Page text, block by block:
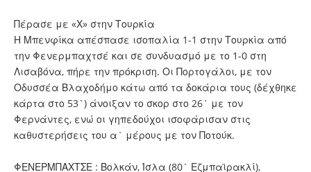
Πέρασε με «Χ» στην Τουρκία
Η Μπενφίκα απέσπασε ισοπαλία 1-1 στην Τουρκία από
την Φενερμπαχτσέ και σε συνδυασμό με το 1-0 στη
Λισαβόνα, πήρε την πρόκριση. Οι Πορτογάλοι, με τον
Οδυσσέα Βλαχοδήμο κάτω από τα δοκάρια τους (δέχθηκε
κάρτα στο 53`) άνοιξαν το σκορ στο 26` με τον
Φερνάντες, ενώ οι γηπεδούχοι ισοφάρισαν στις
καθυστερήσεις του α` μέρους με τον Ποτούκ.
ΦΕΝΕΡΜΠΑΧΤΣΕ : Βολκάν, Ίσλα (80` Εζμπαϊρακλί),